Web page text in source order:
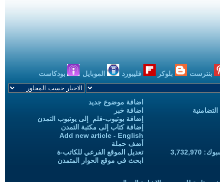
بنترست بلوكر فليبورد الموبايل بودكاست
اضافة موضوع جديد
اضافة خبر
إضافة يوتيوب-فلم إلى يوتيوب التمدن
إضافة كتاب إلى مكتبة التمدن
Add new article - English
أضف حملة
تعديل الموقع الفرعي للكاتب-ة
ابحث في موقع الحوار المتمدن